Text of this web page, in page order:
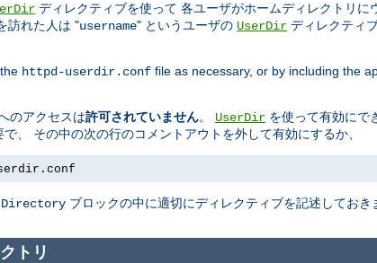
ディレクティブを使って 各ユーザがホームディレクトリ
訪れた人は "username" というユーザの UserDir ディレクティ
httpd-userdir.conf file as necessary, or by including the
のアクセスは許可されていません。 UserDir を使って有効にで
、 その中の次の行のコメントアウトを外して有効にするか、
Directory ブロックの中に適切にディレクティブを記述しておき
トリ